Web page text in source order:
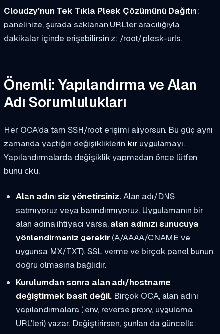
Cloudzy'nun Tek Tıkla Plesk Çözümünü Dağıtın:
panelinize, şurada saklanan URL'ler aracılığıyla
dakikalar içinde erişebilirsiniz: /root/.plesk-urls.
Önemli: Yapılandırma ve Alan
Adı Sorumlulukları
Her OCA'da tam SSH/root erişimi alıyorsun. Bu güç aynı
zamanda yaptığın değişikliklerin kır uygulamayı.
Yapılandırmalarda değişiklik yapmadan önce lütfen
bunu oku.
Alan adını siz yönetirsiniz.Alan adı/DNS
satmıyoruz veya barındırmıyoruz. Uygulamanın bir
alan adına ihtiyacı varsa, alan adınızı sunucuya
yönlendirmeniz gerekir (A/AAAA/CNAME ve
uygunsa MX/TXT). SSL verme ve birçok panel bunun
doğru olmasına bağlıdır.
Kurulumdan sonra alan adı/hostname
değiştirmek basit değil.Birçok OCA, alan adını
yapılandırmalara (.env, reverse proxy, uygulama
URL'leri) yazar. Değiştirirsen, şunları da güncelle: